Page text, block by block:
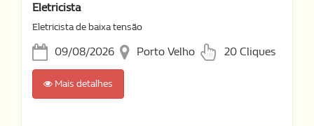
Eletricista
Eletricista de baixa tensão
09/08/2026 Porto Velho 20 Cliques
Mais detalhes